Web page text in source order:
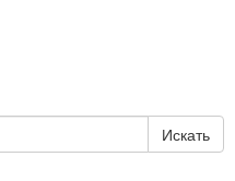
Искать